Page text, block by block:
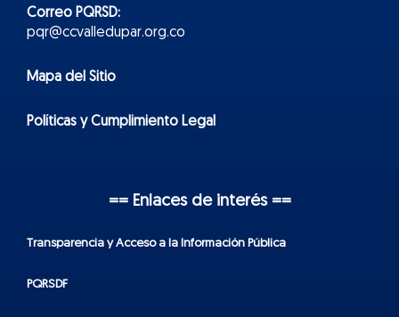
Correo PQRSD:
pqr@ccvalledupar.org.co
Mapa del Sitio
Políticas y Cumplimiento Legal
== Enlaces de interés ==
Transparencia y Acceso a la Información Pública
PQRSDF